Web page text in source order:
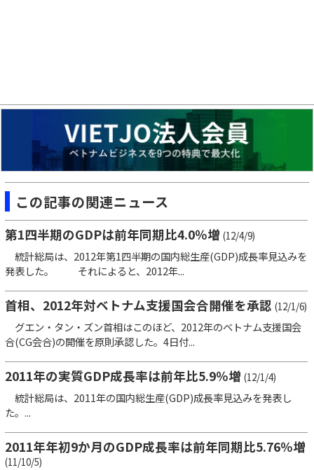
この記事の関連ニュース
第1四半期のGDPは前年同期比4.0％増 (12/4/9)
統計総局は、2012年第1四半期の国内総生産(GDP)成長率見込みを
発表した。 それによると、2012年...
首相、2012年対ベトナム支援国会合開催を承認 (12/1/6)
グエン・タン・ズン首相はこのほど、2012年のベトナム支援国会
合(CG会合)の開催を原則承認した。4日付...
2011年の実質GDP成長率は前年比5.9％増 (12/1/4)
統計総局は、2011年の国内総生産(GDP)成長率見込みを発表し
た。...
2011年年初9か月のGDP成長率は前年同期比5.76％増
(11/10/5)